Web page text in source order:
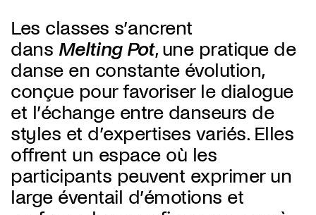
Les classes s’ancrent
dans Melting Pot, une pratique de
danse en constante évolution,
conçue pour favoriser le dialogue
et l’échange entre danseurs de
styles et d’expertises variés. Elles
offrent un espace où les
participants peuvent exprimer un
large éventail d’émotions et